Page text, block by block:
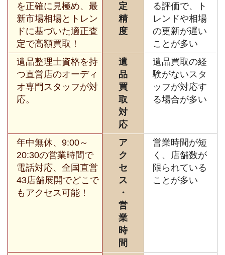
を正確に見極め、最
新市場相場とトレン
ドに基づいた適正査
定で高額買取！
定
精
度
る評価で、ト
レンドや相場
の更新が遅い
ことが多い
遺品整理士資格を持
つ直営店のオーディ
オ専門スタッフが対
応。
遺
品
買
取
対
応
遺品買取の経
験がないスタ
ッフが対応す
る場合が多い
年中無休、9:00～
20:30の営業時間で
電話対応、全国直営
43店舗展開でどこで
もアクセス可能！
ア
ク
セ
ス
・
営
業
時
間
営業時間が短
く、店舗数が
限られている
ことが多い